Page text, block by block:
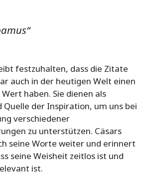
festzuhalten, dass die Zitate
auch in der heutigen Welt einen
haben. Sie dienen als
Quelle der Inspiration, um uns bei
verschiedener
zu unterstützen. Cäsars
seine Worte weiter und erinnert
seine Weisheit zeitlos ist und
ist.